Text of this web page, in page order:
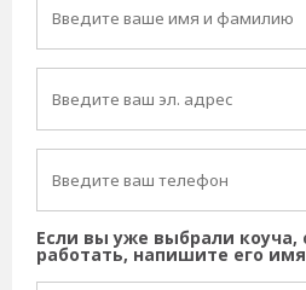
Если вы уже выбрали коуча,
работать, напишите его